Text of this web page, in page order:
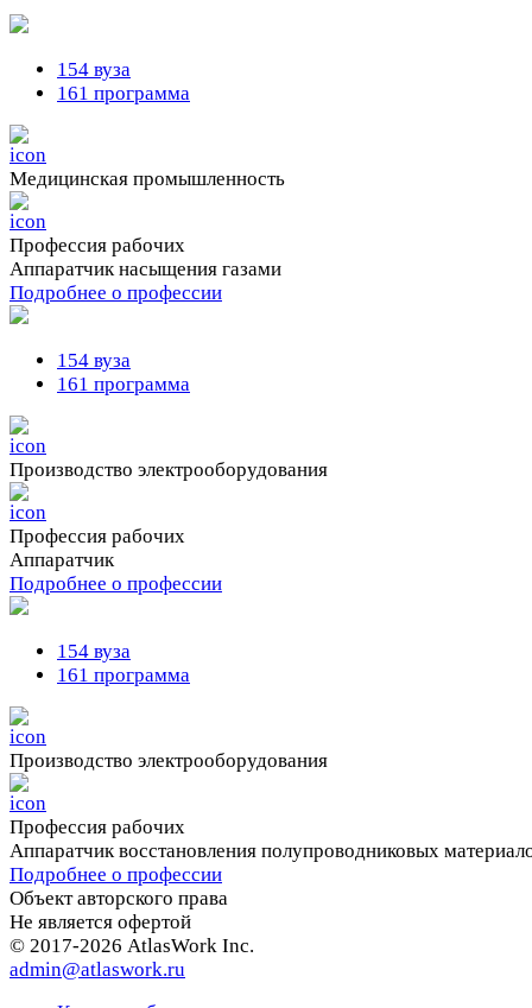
154 вуза
161 программа
Медицинская промышленность
Профессия рабочих
Аппаратчик насыщения газами
Подробнее о профессии
154 вуза
161 программа
Производство электрооборудования
Профессия рабочих
Аппаратчик
Подробнее о профессии
154 вуза
161 программа
Производство электрооборудования
Профессия рабочих
Аппаратчик восстановления полупроводниковых
Подробнее о профессии
Объект авторского права
Не является офертой
© 2017-2026 AtlasWork Inc.
admin@atlaswork.ru